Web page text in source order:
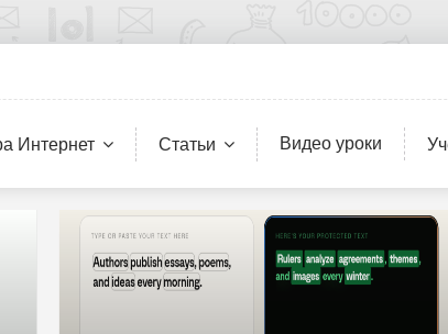
Интернет Статьи Видео уроки